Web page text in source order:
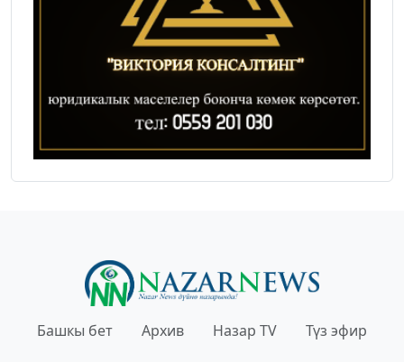
Башкы бет Архив Назар TV Түз эфир